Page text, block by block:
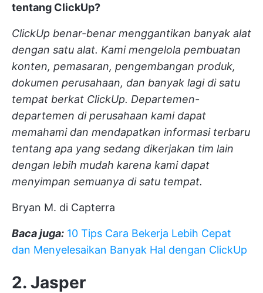
tentang ClickUp?
ClickUp benar-benar menggantikan banyak alat
dengan satu alat. Kami mengelola pembuatan
konten, pemasaran, pengembangan produk,
dokumen perusahaan, dan banyak lagi di satu
tempat berkat ClickUp. Departemen-
departemen di perusahaan kami dapat
memahami dan mendapatkan informasi terbaru
tentang apa yang sedang dikerjakan tim lain
dengan lebih mudah karena kami dapat
menyimpan semuanya di satu tempat.
Bryan M. di Capterra
Baca juga: 10 Tips Cara Bekerja Lebih Cepat
dan Menyelesaikan Banyak Hal dengan ClickUp
2. Jasper